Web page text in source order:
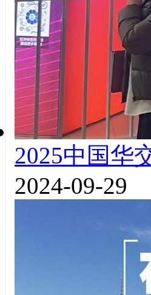
2025中国华
2024-09-29